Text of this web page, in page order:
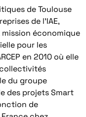
de Toulouse
de l’IAE,
économique
pour les
en 2010 où elle
du groupe
des projets Smart
de